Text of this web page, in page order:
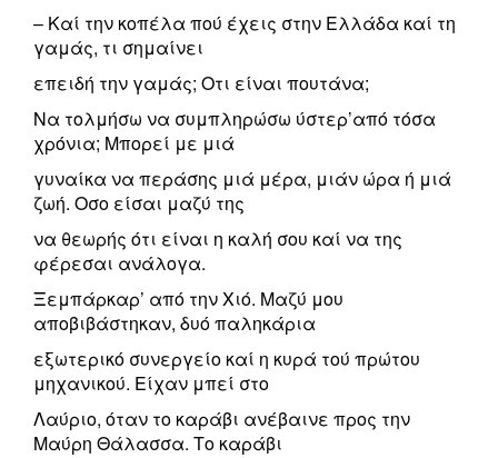
– Καί την κοπέλα πού έχεις στην Ελλάδα καί τη
γαμάς, τι σημαίνει
επειδή την γαμάς; Οτι είναι πουτάνα;
Να τολμήσω να συμπληρώσω ύστερ’από τόσα
χρόνια; Μπορεί με μιά
γυναίκα να περάσης μιά μέρα, μιάν ώρα ή μιά
ζωή. Οσο είσαι μαζύ της
να θεωρής ότι είναι η καλή σου καί να της
φέρεσαι ανάλογα.
Ξεμπάρκαρ’ από την Χιό. Μαζύ μου
αποβιβάστηκαν, δυό παληκάρια
εξωτερικό συνεργείο καί η κυρά τού πρώτου
μηχανικού. Είχαν μπεί στο
Λαύριο, όταν το καράβι ανέβαινε προς την
Μαύρη Θάλασσα. Το καράβι